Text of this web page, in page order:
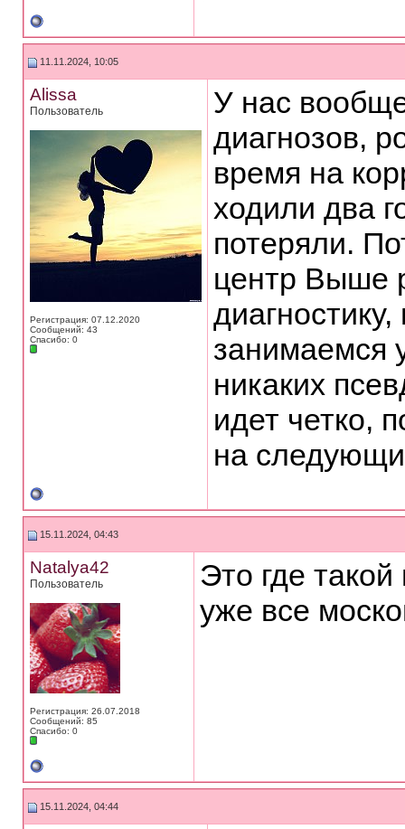
11.11.2024, 10:05
Alissa
Пользователь
Регистрация: 07.12.2020
Сообщений: 43
Спасибо: 0
У нас
диагнозов,
время на
ходили два
потеряли.
центр Выше
занимаемся
никаких
идет четко,
на
15.11.2024, 04:43
Natalya42
Пользователь
Регистрация: 26.07.2018
Сообщений: 85
Спасибо: 0
Это где
уже все
15.11.2024, 04:44